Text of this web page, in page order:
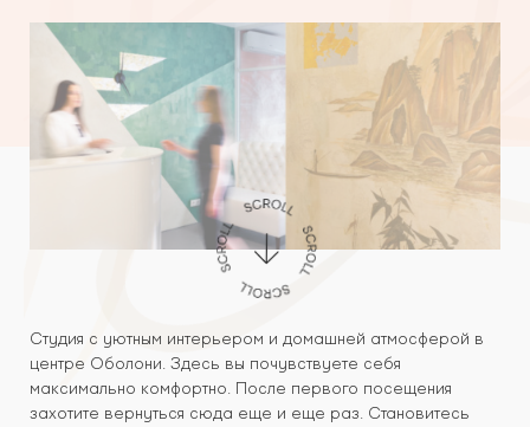
Cтудия с уютным интерьером и домашней атмосферой в
центре Оболони. Здесь вы почувствуете себя
максимально комфортно. После первого посещения
захотите вернуться сюда еще и еще раз. Становитесь